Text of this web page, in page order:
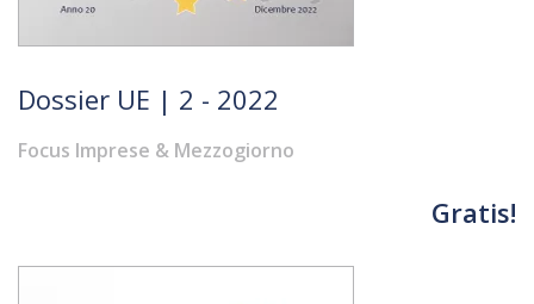
Dossier UE | 2 - 2022
Focus Imprese & Mezzogiorno
Gratis!